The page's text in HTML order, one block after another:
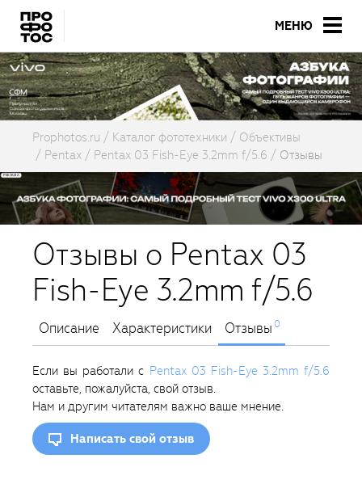
МЕНЮ
Prophotos.ru Каталог фототехники
Объективы
Pentax
Pentax 03 Fish-Eye 3.2mm f/5.6 Отзывы
Отзывы о Pentax 03
Fish-Eye 3.2mm f/5.6
Описание Характеристики Отзывы0
Если вы работали с Pentax 03 Fish-Eye 3.2mm f/5.6
оставьте, пожалуйста, свой отзыв.
Нам и другим читателям важно ваше мнение.
Написать свой отзыв